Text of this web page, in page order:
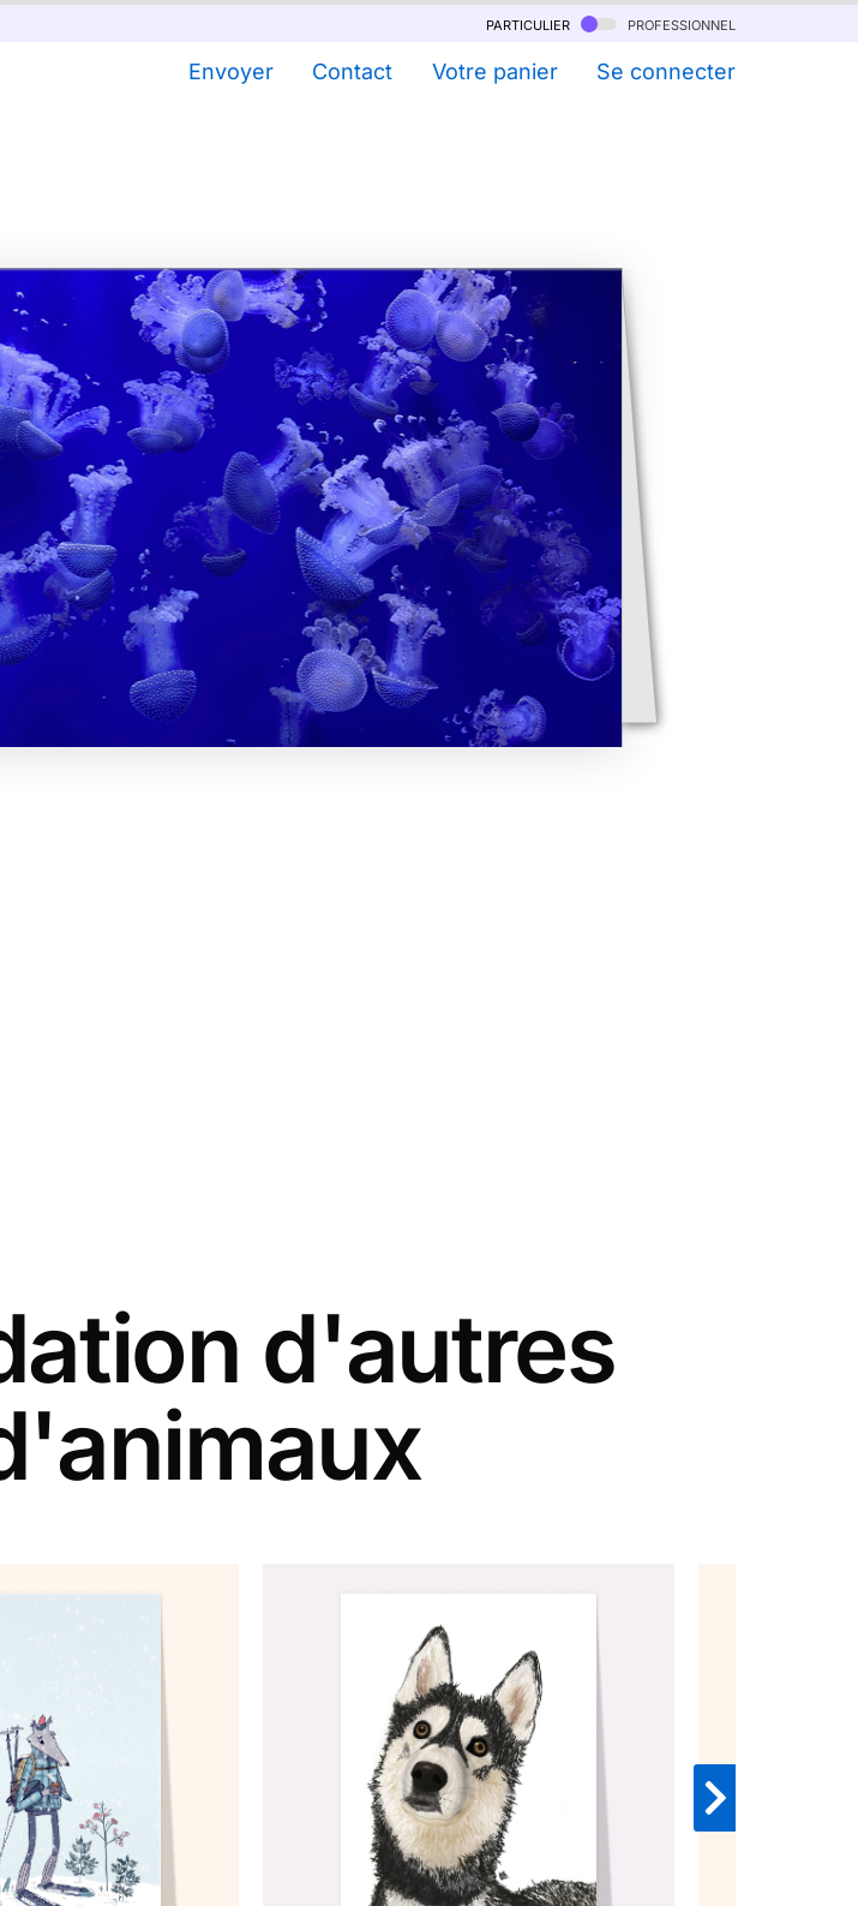
particulier professionnel
Envoyer Contact Votre panier Se connecter
d'autres